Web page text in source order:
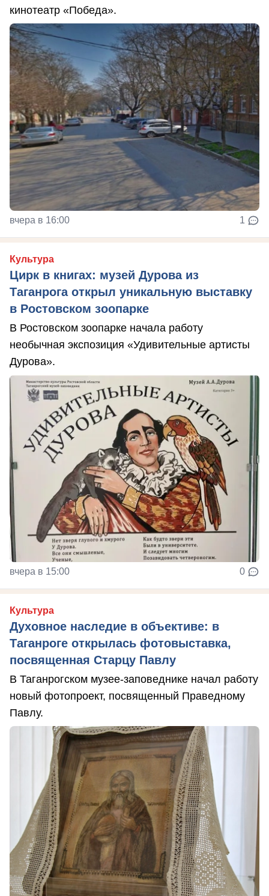
кинотеатр «Победа».
вчера в 16:00 1
Культура
Цирк в книгах: музей Дурова из
Таганрога открыл уникальную выставку
в Ростовском зоопарке
В Ростовском зоопарке начала работу
необычная экспозиция «Удивительные артисты
Дурова».
вчера в 15:00 0
Культура
Духовное наследие в объективе: в
Таганроге открылась фотовыставка,
посвященная Старцу Павлу
В Таганрогском музее-заповеднике начал работу
новый фотопроект, посвященный Праведному
Павлу.